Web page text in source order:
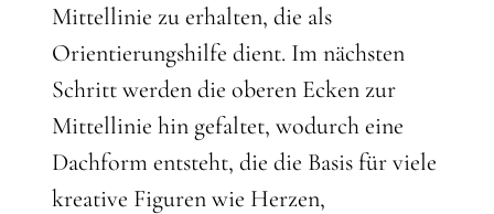
Mittellinie zu erhalten, die als
Orientierungshilfe dient. Im nächsten
Schritt werden die oberen Ecken zur
Mittellinie hin gefaltet, wodurch eine
Dachform entsteht, die die Basis für viele
kreative Figuren wie Herzen,